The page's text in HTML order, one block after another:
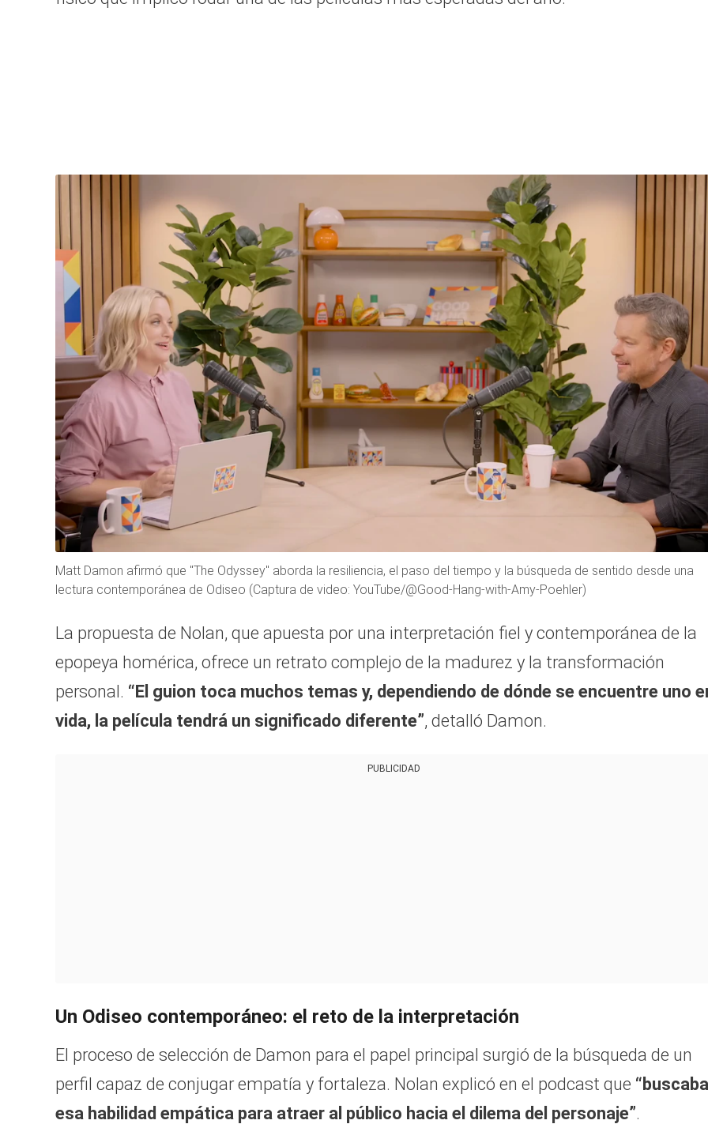
Matt Damon afirmó que "The Odyssey" aborda la resiliencia, el paso del tiempo y la búsqueda de sentido desde una
lectura contemporánea de Odiseo (Captura de video: YouTube/@Good-Hang-with-Amy-Poehler)
La propuesta de Nolan, que apuesta por una interpretación fiel y contemporánea de la
epopeya homérica, ofrece un retrato complejo de la madurez y la transformación
personal. “El guion toca muchos temas y, dependiendo de dónde se encuentre uno
vida, la película tendrá un significado diferente”, detalló Damon.
PUBLICIDAD
Un Odiseo contemporáneo: el reto de la interpretación
El proceso de selección de Damon para el papel principal surgió de la búsqueda de un
perfil capaz de conjugar empatía y fortaleza. Nolan explicó en el podcast que “buscaba
esa habilidad empática para atraer al público hacia el dilema del personaje”.